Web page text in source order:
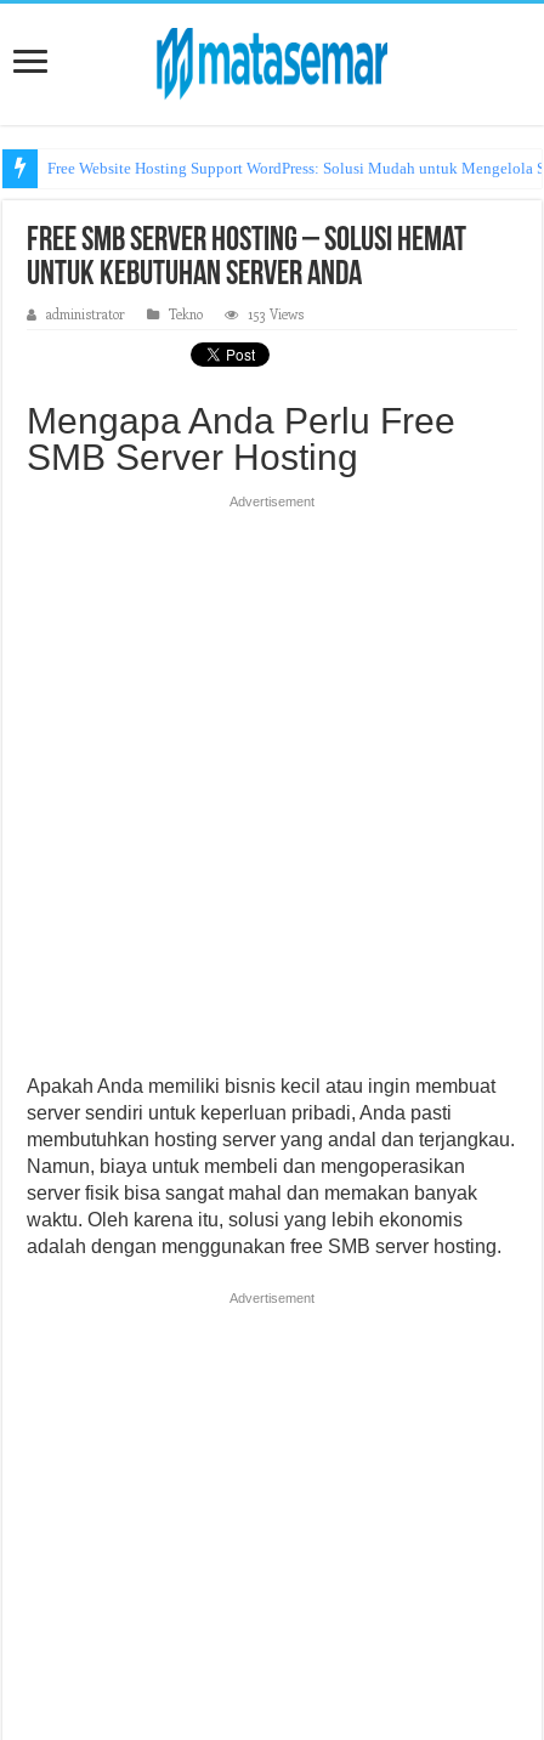
Free Website Hosting Support WordPress: Solusi Mudah untuk Mengelola
Free SMB Server Hosting – Solusi Hemat
untuk Kebutuhan Server Anda
administrator Tekno 153 Views
Mengapa Anda Perlu Free
SMB Server Hosting
Advertisement
Apakah Anda memiliki bisnis kecil atau ingin membuat
server sendiri untuk keperluan pribadi, Anda pasti
membutuhkan hosting server yang andal dan terjangkau.
Namun, biaya untuk membeli dan mengoperasikan
server fisik bisa sangat mahal dan memakan banyak
waktu. Oleh karena itu, solusi yang lebih ekonomis
adalah dengan menggunakan free SMB server hosting.
Advertisement